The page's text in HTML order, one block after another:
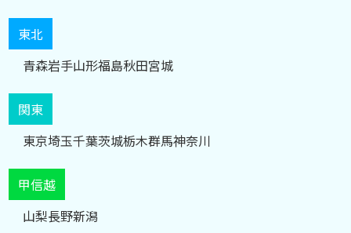
東北
青森岩手山形福島秋田宮城
関東
東京埼玉千葉茨城栃木群馬神奈川
甲信越
山梨長野新潟